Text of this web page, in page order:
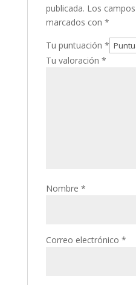
publicada. Los
marcados con *
Tu puntuación *
Tu valoración *
Nombre *
Correo electrónico *